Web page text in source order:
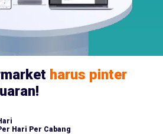
harus pinter
Hari Per Cabang